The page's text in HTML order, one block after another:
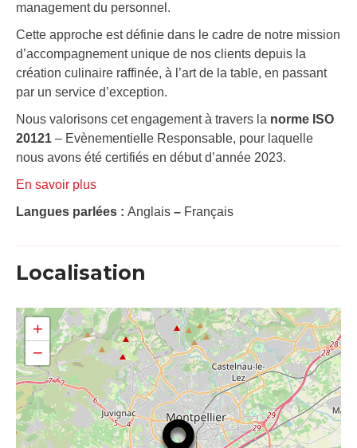
management du personnel.
Cette approche est définie dans le cadre de notre mission
d’accompagnement unique de nos clients depuis la
création culinaire raffinée, à l’art de la table, en passant
par un service d’exception.
Nous valorisons cet engagement à travers la norme ISO
20121 – Evènementielle Responsable, pour laquelle
nous avons été certifiés en début d’année 2023.
En savoir plus
Langues parlées : Anglais – Français
Localisation
+
−